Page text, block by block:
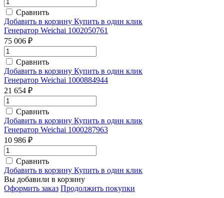
Сравнить
Добавить в корзину Купить в один клик
Генератор Weichai 1002050761
75 006 ₽
Сравнить
Добавить в корзину Купить в один клик
Генератор Weichai 1000884944
21 654 ₽
Сравнить
Добавить в корзину Купить в один клик
Генератор Weichai 1000287963
10 986 ₽
Сравнить
Добавить в корзину Купить в один клик
Вы добавили в корзину
Оформить заказ Продолжить покупки